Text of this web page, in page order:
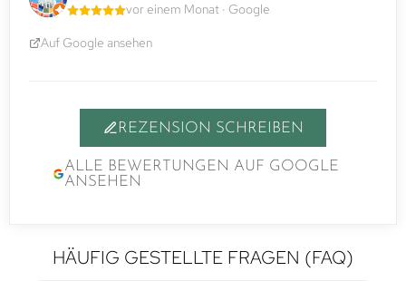
vor einem Monat · Google
Auf Google ansehen
REZENSION SCHREIBEN
ALLE BEWERTUNGEN AUF GOOGLE
ANSEHEN
HÄUFIG GESTELLTE FRAGEN (FAQ)